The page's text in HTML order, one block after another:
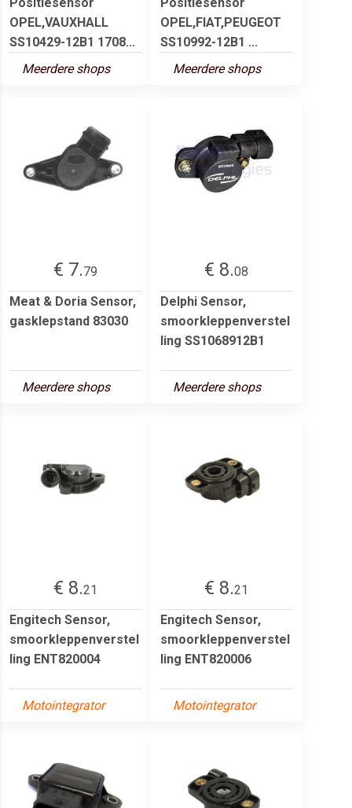
OPEL,VAUXHALL
SS10429-12B1 1708...
Meerdere shops
OPEL,FIAT,PEUGEOT
SS10992-12B1 ...
Meerdere shops
€ 7.79
Meat & Doria Sensor,
gasklepstand 83030
Meerdere shops
€ 8.08
Delphi Sensor,
smoorkleppenverstel
ling SS1068912B1
Meerdere shops
€ 8.21
Engitech Sensor,
smoorkleppenverstel
ling ENT820004
Motointegrator
€ 8.21
Engitech Sensor,
smoorkleppenverstel
ling ENT820006
Motointegrator